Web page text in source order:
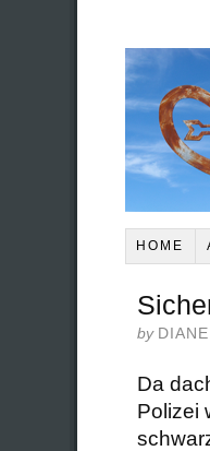
HOME
by DIANE
Da
Polizei